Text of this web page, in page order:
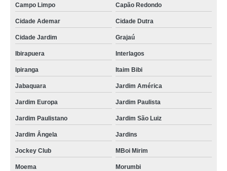
Campo Limpo Capão Redondo
Cidade Ademar Cidade Dutra
Cidade Jardim Grajaú
Ibirapuera Interlagos
Ipiranga Itaim Bibi
Jabaquara Jardim América
Jardim Europa Jardim Paulista
Jardim Paulistano Jardim São Luiz
Jardim Ângela Jardins
Jockey Club MBoi Mirim
Moema Morumbi